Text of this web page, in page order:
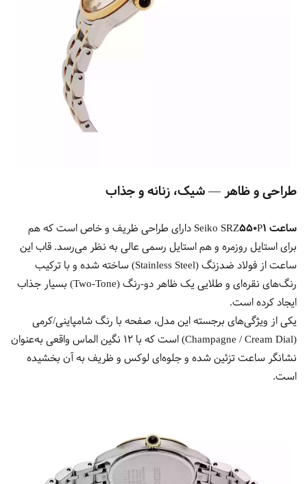
طراحی و ظاهر — شیک، زنانه و جذاب
ساعت Seiko SRZ550P1
دارای طراحی ظریف و خاص است که هم
برای استایل روزمره و هم استایل رسمی عالی به نظر می‌رسد. قاب این
ساعت از فولاد ضدزنگ (Stainless Steel) ساخته شده و با ترکیب
رنگ‌های نقره‌ای و طلایی یک ظاهر دو-رنگ (Two-Tone) بسیار جذاب
ایجاد کرده است.
یکی از ویژگی‌های برجسته این مدل، صفحه با رنگ شامپاینی/کرمی
(Champagne / Cream Dial) است که با 12 نگین الماس واقعی به‌عنوان
نشانگر ساعت تزئین شده و جلوه‌ای لوکس و ظریف به آن بخشیده
است.